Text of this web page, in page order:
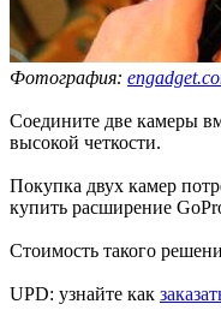
Фотография:
Соедините две камеры
высокой четкости.
Покупка двух камер
купить расширение
Стоимость такого
UPD: узнайте как